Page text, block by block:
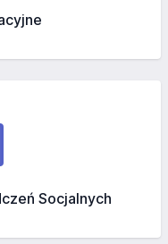
Socjalnych